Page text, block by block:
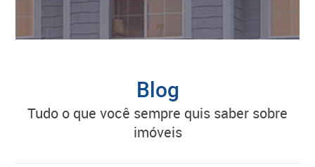
Blog
tudo o que você sempre quis saber sobre
imóveis